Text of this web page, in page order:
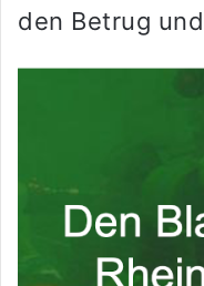
den Betrug